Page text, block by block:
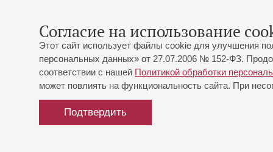
Согласие на использование
Этот сайт использует файлы cookie для улучшения
персональных данных» от 27.07.2006 № 152-ФЗ.
соответствии с нашей Политикой обработки
может повлиять на функциональность сайта. При
Подтвердить